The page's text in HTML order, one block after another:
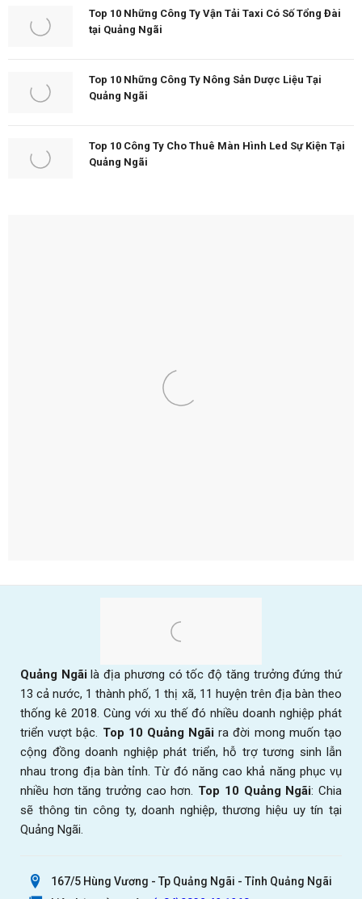
Top 10 Những Công Ty Vận Tải Taxi Có Số Tổng Đài
tại Quảng Ngãi
Top 10 Những Công Ty Nông Sản Dược Liệu Tại
Quảng Ngãi
Top 10 Công Ty Cho Thuê Màn Hình Led Sự Kiện Tại
Quảng Ngãi
Quảng Ngãilà địa phương có tốc độ tăng trưởng đứng thứ
13 cả nước, 1 thành phố, 1 thị xã, 11 huyện trên địa bàn theo
thống kê 2018. Cùng với xu thế đó nhiều doanh nghiệp phát
triển vượt bậc. Top 10 Quảng Ngãi ra đời mong muốn tạo
cộng đồng doanh nghiệp phát triển, hỗ trợ tương sinh lẫn
nhau trong địa bàn tỉnh. Từ đó năng cao khả năng phục vụ
nhiều hơn tăng trưởng cao hơn. Top 10 Quảng Ngãi: Chia
sẽ thông tin công ty, doanh nghiệp, thương hiệu uy tín tại
Quảng Ngãi.
167/5 Hùng Vương - Tp Quảng Ngãi - Tỉnh Quảng Ngãi